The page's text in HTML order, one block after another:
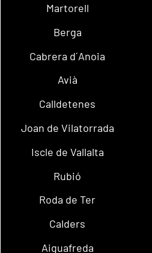
Martorell
Berga
Cabrera d´Anoia
Avià
Calldetenes
Joan de Vilatorrada
Iscle de Vallalta
Rubió
Roda de Ter
Calders
Aiguafreda